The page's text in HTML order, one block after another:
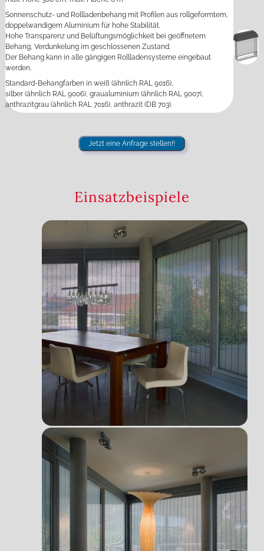
Sonnenschutz- und Rollladenbehang mit Profilen aus rollgeformtem,
doppelwandigem Aluminium für hohe Stabilität.
Hohe Transparenz und Belüftungsmöglichkeit bei geöffnetem
Behang, Verdunkelung im geschlossenen Zustand.
Der Behang kann in alle gängigen Rollladensysteme eingebaut
werden.
Standard-Behangfarben in weiß (ähnlich RAL 9016),
silber (ähnlich RAL 9006), graualuminium (ähnlich RAL 9007),
anthrazitgrau (ähnlich RAL 7016), anthrazit (DB 703).
Jetzt eine Anfrage stellen!!
Einsatzbeispiele